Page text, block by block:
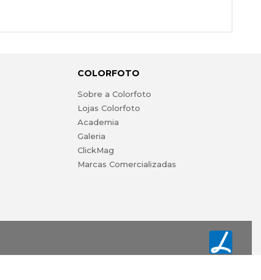
COLORFOTO
Sobre a Colorfoto
Lojas Colorfoto
Academia
Galeria
ClickMag
Marcas Comercializadas